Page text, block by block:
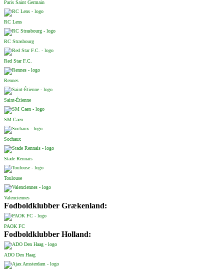
Paris Saint Germain
RC Lens
RC Strasbourg
Red Star F.C.
Rennes
Saint-Étienne
SM Caen
Sochaux
Stade Rennais
Toulouse
Valenciennes
Fodboldklubber Grækenland:
PAOK FC
Fodboldklubber Holland:
ADO Den Haag